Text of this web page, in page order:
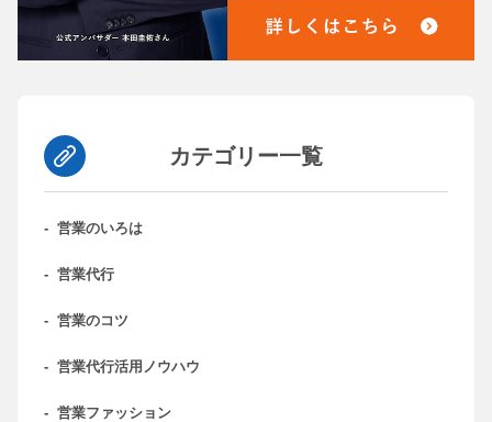
カテゴリー一覧
- 営業のいろは
- 営業代行
- 営業のコツ
- 営業代行活用ノウハウ
- 営業ファッション